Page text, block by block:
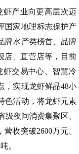
虾产业向更高层次迈
国家地理标志保护产
牌水产类榜首、品牌
店、直营店等，目前
虾交易中心、智慧冷
，实现龙虾鲜品48小
色活动，将龙虾元素
级夜间消费集聚区、
营收突破2600万元。
。